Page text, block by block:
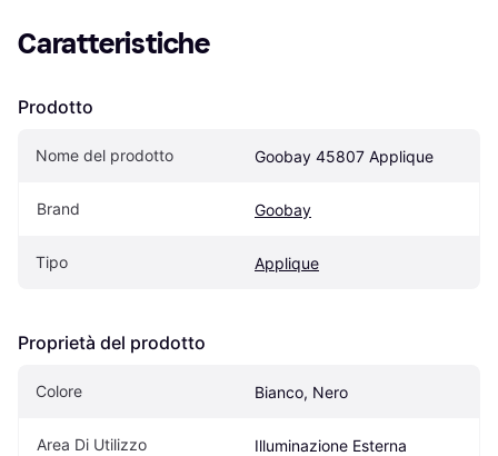
Caratteristiche
Prodotto
Nome del prodotto Goobay 45807 Applique
Brand Goobay
Tipo Applique
Proprietà del prodotto
Colore Bianco, Nero
Area Di Utilizzo Illuminazione Esterna